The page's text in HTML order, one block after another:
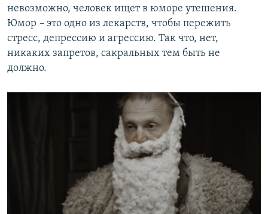
невозможно, человек ищет в юморе утешения.
Юмор – это одно из лекарств, чтобы пережить
стресс, депрессию и агрессию. Так что, нет,
никаких запретов, сакральных тем быть не
должно.